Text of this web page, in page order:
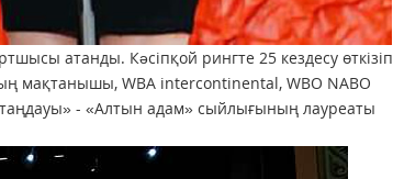
атанды. Кəсіпқой рингте 25 кездесу өткізіп
мақтанышы, WBA intercontinental, WBO NABO
- «Алтын адам» сыйлығының лауреаты